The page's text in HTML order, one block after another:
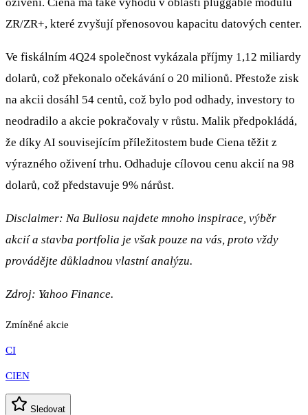
ZR/ZR+, které zvyšují přenosovou kapacitu datových center.
Ve fiskálním 4Q24 společnost vykázala příjmy 1,12 miliardy
dolarů, což překonalo očekávání o 20 milionů. Přestože zisk
na akcii dosáhl 54 centů, což bylo pod odhady, investory to
neodradilo a akcie pokračovaly v růstu. Malik předpokládá,
že díky AI souvisejícím příležitostem bude Ciena těžit z
výrazného oživení trhu. Odhaduje cílovou cenu akcií na 98
dolarů, což představuje 9% nárůst.
Disclaimer: Na Buliosu najdete mnoho inspirace, výběr
akcií a stavba portfolia je však pouze na vás, proto vždy
provádějte důkladnou vlastní analýzu.
Zdroj: Yahoo Finance.
Zmíněné akcie
CI
CIEN
Sledovat